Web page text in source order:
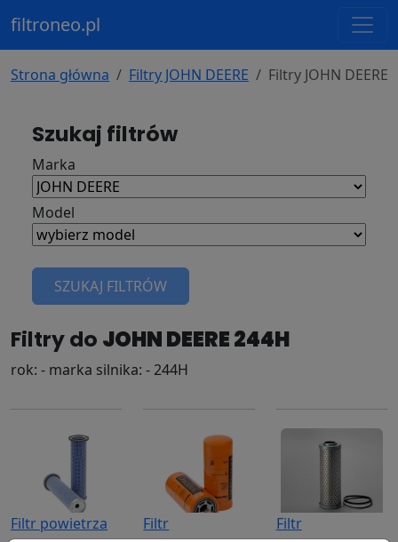
filtroneo.pl
Strona główna Filtry JOHN DEERE Filtry JOHN DEERE
Szukaj filtrów
Marka
Model
SZUKAJ FILTRÓW
Filtry do JOHN DEERE 244H
rok: - marka silnika: - 244H
Filtr powietrza
Filtr
Filtr